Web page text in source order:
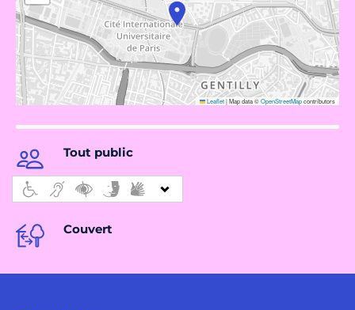
Leaflet|Map data ©OpenStreetMapcontributors
Tout public
Couvert